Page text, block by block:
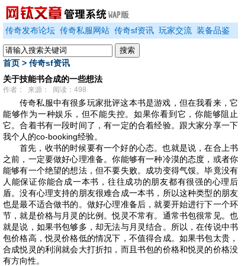
传奇发布论坛 传奇私服网站 传奇sf资讯 玩家交流 装备品鉴
首页 > 传奇sf资讯
关于技能书合成的一些想法
作者： 来源： 阅读：498
传奇私服中有很多玩家批评这本书是游戏，但在我看来，它
能够作为一种娱乐，但不能失控。如果你看到它，你能够阻止
它。合着书有一段时间了，有一定的合着经验。跟大家分享一下
我个人的co-booking经验。
首先，收书的时候要有一个好的心态。也就是说，在合上书
之前，一定要做好心理准备。你能够有一种冷漠的态度，或者你
能够有一个绝望的想法，但不要失败。成功变得气馁。毕竟没有
人能保证你能合成一本书，往往成功的朋友都有很强的心理后
盾。没有心理支持的朋友很难合成一本书，所以这种类型的朋友
也是最不适合做书的。做好心理准备后，就要开始进行下一个环
节，就是价格与月灵的比例。悦灵不常有。通常书包很常见。也
就是说，如果书包够多，却无法与月灵结合。所以，在传说中书
包价格高，悦灵价格低的情况下，不值得合成。如果书包太贵，
合成悦灵的利润就会大打折扣，而且书包的价格和悦灵的价格没
有方向性。